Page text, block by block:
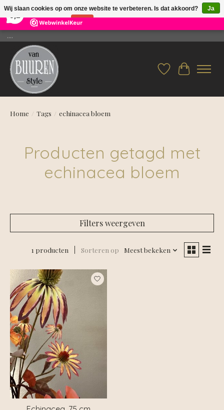
26 Reviews ×
....
Verlanglijst
Home / Tags / echinacea bloem
Producten getagd met
echinacea bloem
Filters weergeven
1 producten Sorteren op Meest bekeken
Wij slaan cookies op om onze website te verbeteren. Is dat akkoord?
Ja
Nee